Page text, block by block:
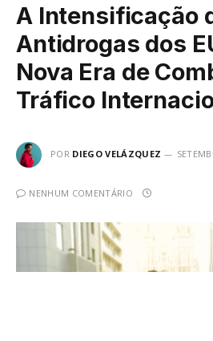
A Intensificação
Antidrogas dos
Nova Era de
Tráfico
POR DIEGO VELÁZQUEZ
NENHUM COMENTÁRIO